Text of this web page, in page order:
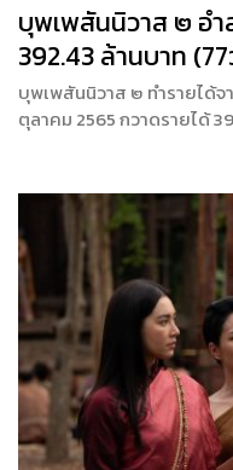
บุพเพสันนิวาส ๒ อำ
392.43 ล้านบาท
บุพเพสันนิวาส ๒ ทำรายได้จ
ตุลาคม 2565 กวาดรายได้